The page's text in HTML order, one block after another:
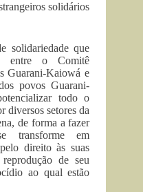
solidários
solidariedade que
entre o Comitê
Guarani-Kaiowá e
povos Guarani-
todo o
diversos setores da
de forma a fazer
transforme em
direito às suas
de seu
ao qual estão